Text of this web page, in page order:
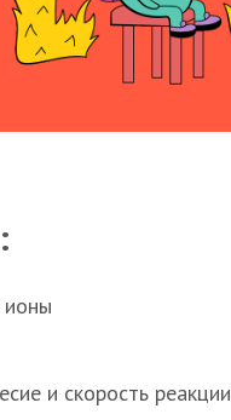
и скорость реакции